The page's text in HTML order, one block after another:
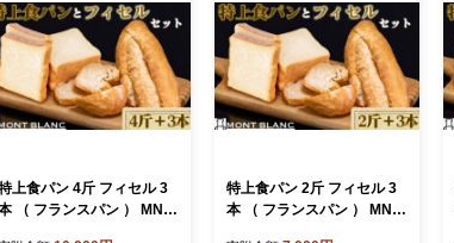
上食パン 4斤 フィセル 3
（ フランスパン ） MNB
特上食パン 2斤 フィセル 3
本 （ フランスパン ） MNB